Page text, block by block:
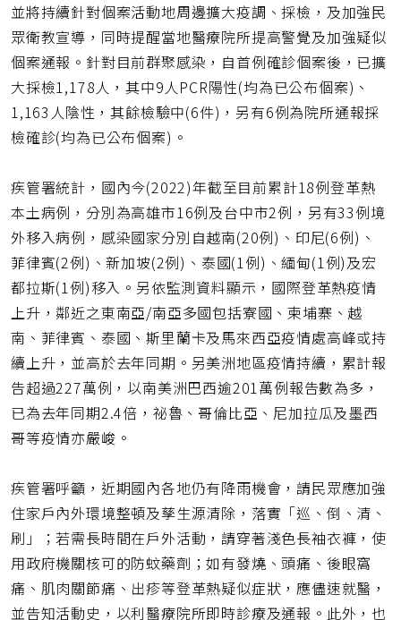
並將持續針對個案活動地周邊擴大疫調、採檢，及加強民
眾衛教宣導，同時提醒當地醫療院所提高警覺及加強疑似
個案通報。針對目前群聚感染，自首例確診個案後，已擴
大採檢1,178人，其中9人PCR陽性(均為已公布個案)、
1,163人陰性，其餘檢驗中(6件)，另有6例為院所通報採
檢確診(均為已公布個案)。
疾管署統計，國內今(2022)年截至目前累計18例登革熱
本土病例，分別為高雄市16例及台中市2例，另有33例境
外移入病例，感染國家分別自越南(20例)、印尼(6例)、
菲律賓(2例)、新加坡(2例)、泰國(1例)、緬甸(1例)及宏
都拉斯(1例)移入。另依監測資料顯示，國際登革熱疫情
上升，鄰近之東南亞/南亞多國包括寮國、柬埔寨、越
南、菲律賓、泰國、斯里蘭卡及馬來西亞疫情處高峰或持
續上升，並高於去年同期。另美洲地區疫情持續，累計報
告超過227萬例，以南美洲巴西逾201萬例報告數為多，
已為去年同期2.4倍，祕魯、哥倫比亞、尼加拉瓜及墨西
哥等疫情亦嚴峻。
疾管署呼籲，近期國內各地仍有降雨機會，請民眾應加強
住家戶內外環境整頓及孳生源清除，落實「巡、倒、清、
刷」；若需長時間在戶外活動，請穿著淺色長袖衣褲，使
用政府機關核可的防蚊藥劑；如有發燒、頭痛、後眼窩
痛、肌肉關節痛、出疹等登革熱疑似症狀，應儘速就醫，
並告知活動史，以利醫療院所即時診療及通報。此外，也